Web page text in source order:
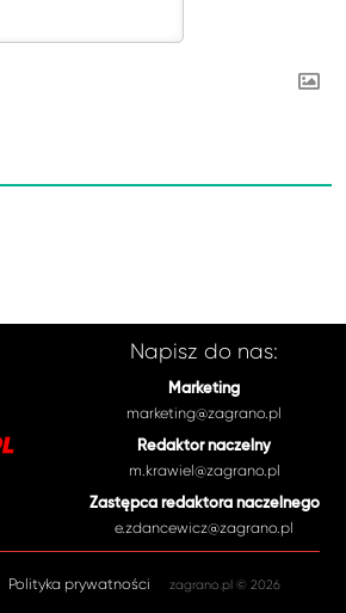
Napisz do nas:
Marketing
marketing@zagrano.pl
Redaktor naczelny
m.krawiel@zagrano.pl
Zastępca redaktora naczelnego
e.zdancewicz@zagrano.pl
Polityka prywatności zagrano.pl © 2026